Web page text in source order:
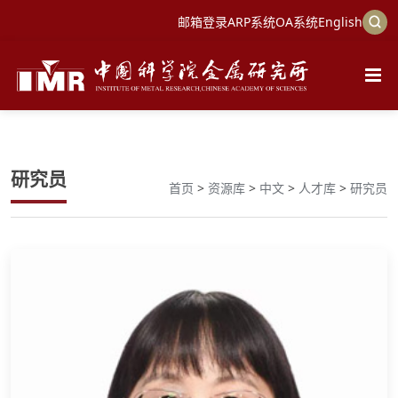
邮箱登录ARP系统OA系统English
研究员 首页 > 资源库 > 中文 > 人才库 > 研究员